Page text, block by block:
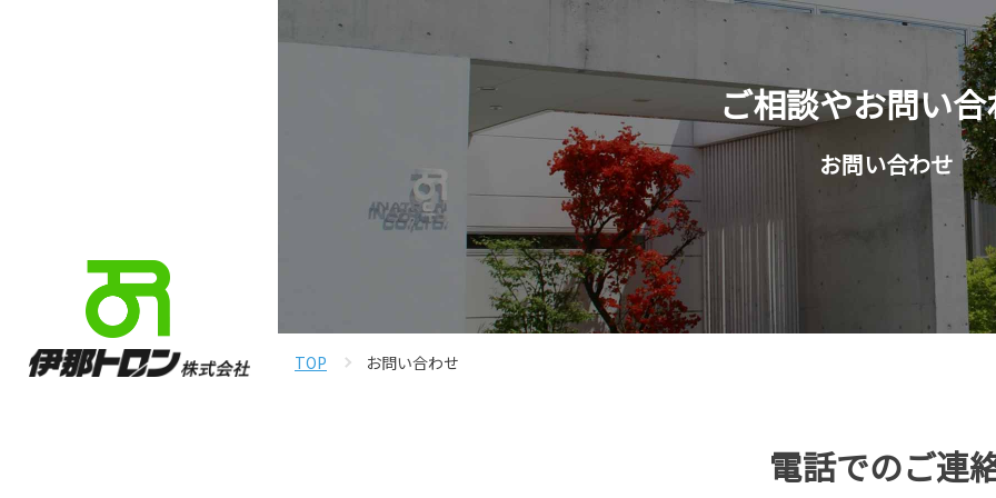
ご相談やお問い
お問い合わせ
TOP お問い合わせ
電話でのご連